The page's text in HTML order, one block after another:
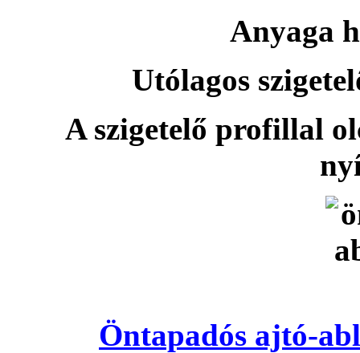
Anyaga
Utólagos
A szigetelő profillal
Öntapadós ajtó-